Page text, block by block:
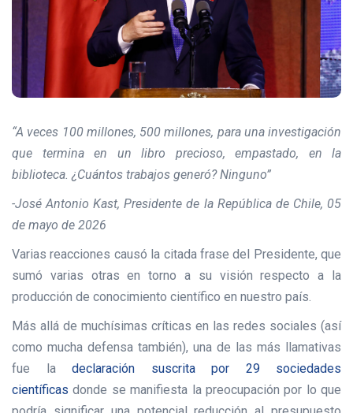
“A veces 100 millones, 500 millones, para una investigación
que termina en un libro precioso, empastado, en la
biblioteca. ¿Cuántos trabajos generó? Ninguno”
-José Antonio Kast, Presidente de la República de Chile, 05
de mayo de 2026
Varias reacciones causó la citada frase del Presidente, que
sumó varias otras en torno a su visión respecto a la
producción de conocimiento científico en nuestro país.
Más allá de muchísimas críticas en las redes sociales (así
como mucha defensa también), una de las más llamativas
fue la declaración suscrita por 29 sociedades
científicas donde se manifiesta la preocupación por lo que